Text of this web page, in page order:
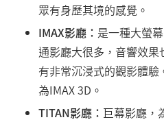
眾有身歷其境的感覺。
IMAX影廳： 是一種大螢
通影廳大很多，音響效果
有非常沉浸式的觀影體
為IMAX 3D。
TITAN影廳： 巨幕影廳，